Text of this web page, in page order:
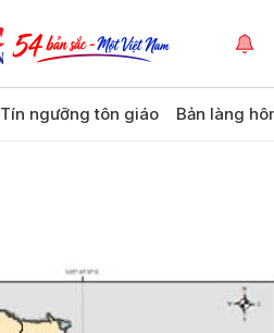
Tín ngưỡng tôn giáo Bản làng